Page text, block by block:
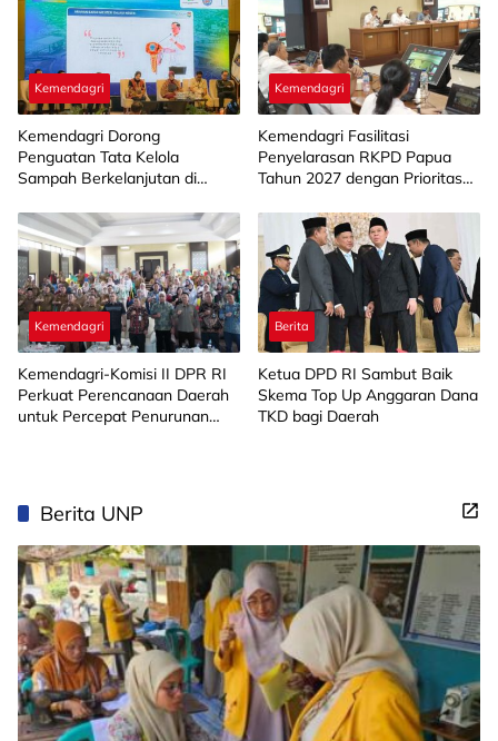
Kemendagri
Kemendagri Dorong
Penguatan Tata Kelola
Sampah Berkelanjutan di
Kemendagri
Kemendagri Fasilitasi
Penyelarasan RKPD Papua
Tahun 2027 dengan Prioritas
Kemendagri
Kemendagri-Komisi II DPR RI
Perkuat Perencanaan Daerah
untuk Percepat Penurunan
Berita
Ketua DPD RI Sambut Baik
Skema Top Up Anggaran Dana
TKD bagi Daerah
Berita UNP